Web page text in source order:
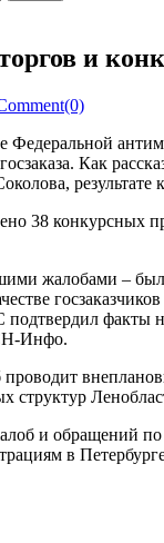
и
Федеральной
Как
результате
38 конкурсных
жалобами –
факты
Инфо.
структур
и обращений по
в